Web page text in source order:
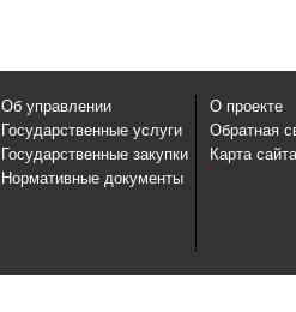
Об управлении
Государственные услуги
Государственные закупки
Нормативные документы
О проекте
Обратная
Карта